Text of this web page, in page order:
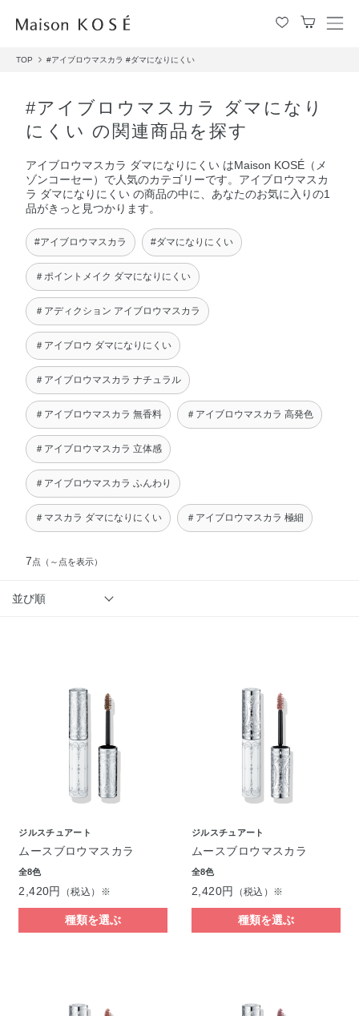
メ
TOP #アイブロウマスカラ #ダマになりにくい
#アイブロウマスカラ ダマになり
にくい の関連商品を探す
アイブロウマスカラ ダマになりにくい はMaison KOSÉ（メ
ゾンコーセー）で人気のカテゴリーです。アイブロウマスカ
ラ ダマになりにくい の商品の中に、あなたのお気に入りの1
品がきっと見つかります。
#アイブロウマスカラ #ダマになりにくい
＃ポイントメイク ダマになりにくい
＃アディクション アイブロウマスカラ
＃アイブロウ ダマになりにくい
＃アイブロウマスカラ ナチュラル
＃アイブロウマスカラ 無香料 ＃アイブロウマスカラ 高発色
＃アイブロウマスカラ 立体感
＃アイブロウマスカラ ふんわり
＃マスカラ ダマになりにくい ＃アイブロウマスカラ 極細
7点 （～点を表示）
並び順
ジルスチュアート
ムースブロウマスカラ
全8色
2,420円 （税込）※
種類を選ぶ
ジルスチュアート
ムースブロウマスカラ
全8色
2,420円 （税込）※
種類を選ぶ